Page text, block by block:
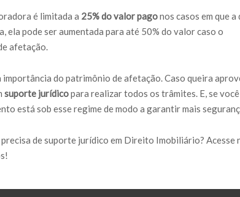
é limitada a 25% do valor pagonos casos em que
ela pode ser aumentada para até 50% do valor caso o
afetação.
do patrimônio de afetação. Caso queira
suporte jurídicopara realizar todos os trâmites. E, se
está sob esse regime de modo a garantir mais
de suporte jurídico em Direito Imobiliário? Acesse